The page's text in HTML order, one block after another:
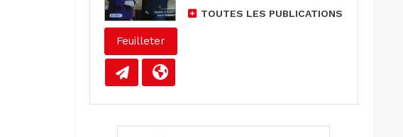
Feuilleter
TOUTES LES PUBLICATIONS